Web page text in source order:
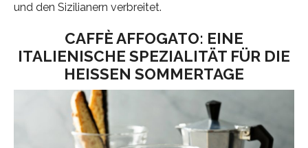
und den Sizilianern verbreitet.
CAFFÈ AFFOGATO: EINE
ITALIENISCHE SPEZIALITÄT FÜR DIE
HEISSEN SOMMERTAGE